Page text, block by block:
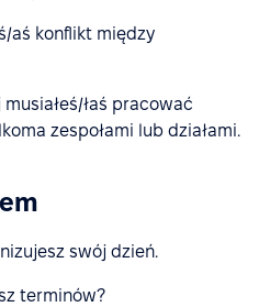
aś konflikt między
łaś pracować
zespołami lub działami.
swój dzień.
terminów?